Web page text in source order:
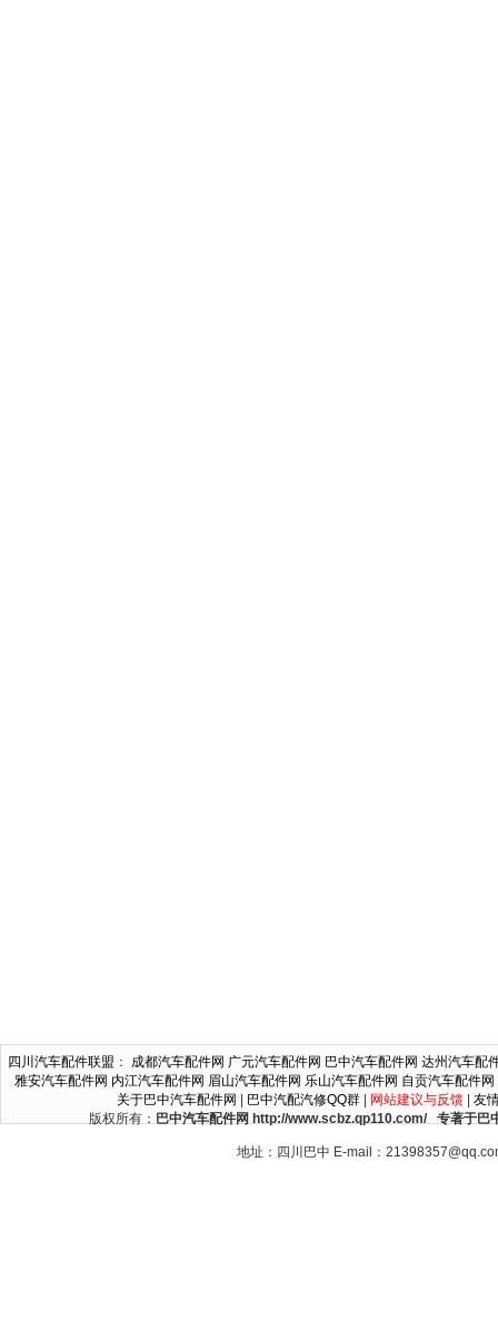
四川汽车配件联盟 ： 成都汽车配件网 广元汽车配件网 巴中汽车配件网 达州汽车配
雅安汽车配件网 内江汽车配件网 眉山汽车配件网 乐山汽车配件网 自贡汽车配件网
关于巴中汽车配件网
巴中汽配汽修QQ群| 网站建议与反馈| 友
版权所有： 巴中汽车配件网 http://www.scbz.qp110.com/ 专著于巴
地址：四川巴中 E-mail：